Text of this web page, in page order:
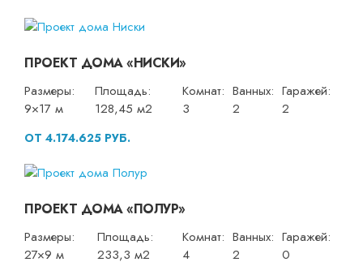
ПРОЕКТ ДОМА «НИСКИ»
Размеры:
9×17 м
Площадь:
128,45 м2
Комнат:
3
Ванных:
2
Гаражей:
2
ОТ 4.174.625 РУБ.
ПРОЕКТ ДОМА «ПОЛУР»
Размеры:
27×9 м
Площадь:
233,3 м2
Комнат:
4
Ванных:
2
Гаражей:
0